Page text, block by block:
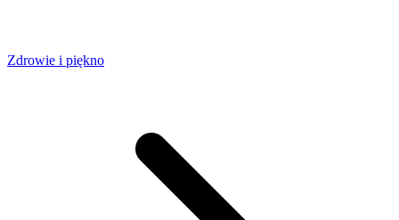
Zdrowie i piękno